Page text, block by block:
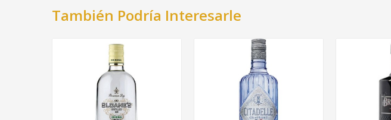
También Podría Interesarle